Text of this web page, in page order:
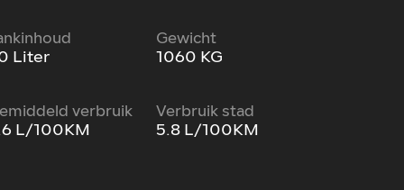
Liter
Gewicht
1060 KG
verbruik
L/100KM
Verbruik stad
5.8 L/100KM